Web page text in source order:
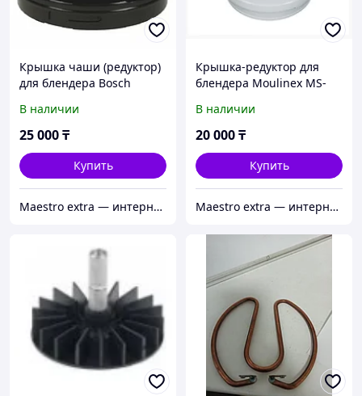
Крышка чаши (редуктор)
для блендера Bosch
В наличии
25 000₸
Купить
Maestro extra — интернет-магазин запчастей для крупной и мелкой бытовой техники в Алматы
Крышка-редуктор для
блендера Moulinex MS-
В наличии
20 000₸
Купить
Maestro extra — интернет-магазин запчастей для крупной и мелкой бытовой техники в Алматы